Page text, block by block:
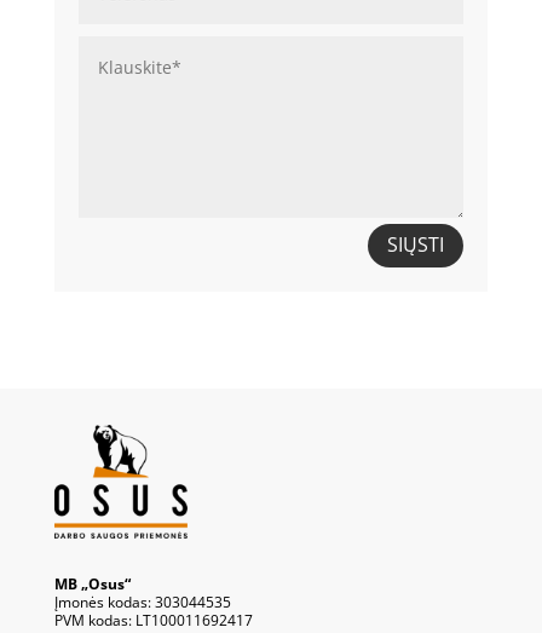
SIŲSTI
MB „Osus“
Įmonės kodas: 303044535
PVM kodas: LT100011692417